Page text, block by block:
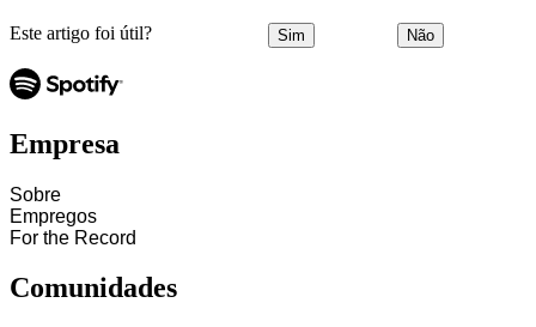
Este artigo foi útil? Sim Não
Empresa
Sobre
Empregos
For the Record
Comunidades